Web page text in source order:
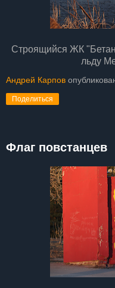
Строящийся ЖК
льду
Андрей Карпов
Поделиться
Флаг повстанцев